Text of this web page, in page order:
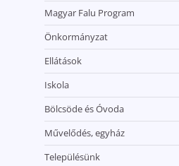
Magyar Falu Program
Önkormányzat
Ellátások
Iskola
Bölcsöde és Óvoda
Művelődés, egyház
Településünk